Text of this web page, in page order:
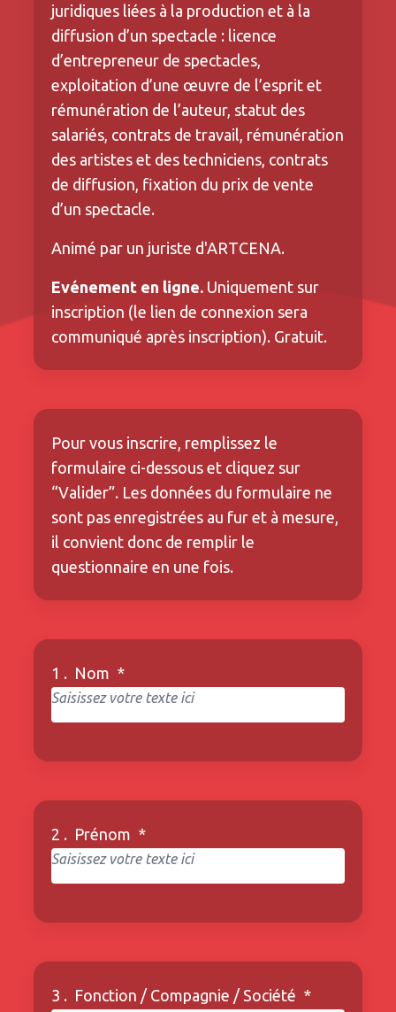
juridiques liées à la production et à la
diffusion d’un spectacle : licence
d’entrepreneur de spectacles,
exploitation d’une œuvre de l’esprit et
rémunération de l’auteur, statut des
salariés, contrats de travail, rémunération
des artistes et des techniciens, contrats
de diffusion, fixation du prix de vente
d’un spectacle.
Animé par un juriste d'ARTCENA.
Evénement en ligne. Uniquement sur
inscription (le lien de connexion sera
communiqué après inscription). Gratuit.
Pour vous inscrire, remplissez le
formulaire ci-dessous et cliquez sur
“Valider”. Les données du formulaire ne
sont pas enregistrées au fur et à mesure,
il convient donc de remplir le
questionnaire en une fois.
1 . Nom *
2 . Prénom *
3 . Fonction / Compagnie / Société *